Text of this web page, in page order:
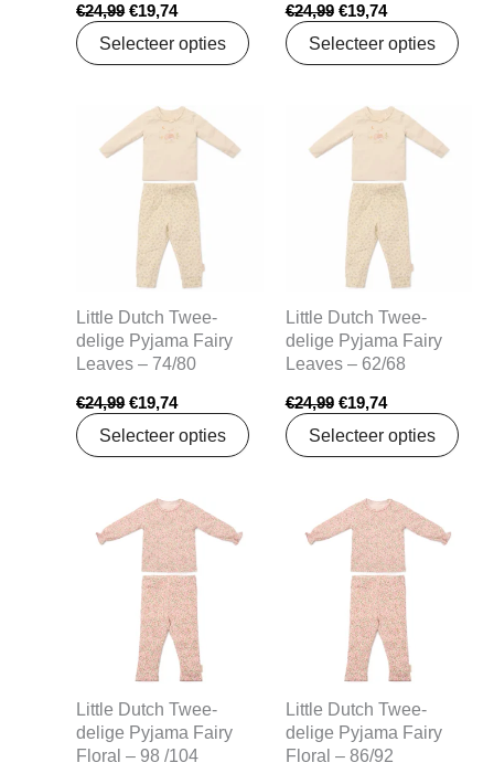
€24,99 €19,74
Selecteer opties
€24,99 €19,74
Selecteer opties
Little Dutch Twee-
delige Pyjama Fairy
Leaves – 74/80
€24,99
Oorspronkelijke
prijs
€19,74
Huidige
prijs
€19,74.
Selecteer opties
Little Dutch Twee-
delige Pyjama Fairy
Leaves – 62/68
€24,99
Oorspronkelijke
prijs
€19,74
Huidige
prijs
€19,74.
Selecteer opties
Little Dutch Twee-
delige Pyjama Fairy
Floral – 98 /104
Oorspronkelijke
prijs
was:
€27,99.
Huidige
prijs
is:
€22,11.
Little Dutch Twee-
delige Pyjama Fairy
Floral – 86/92
Oorspronkelijke
prijs
was:
€27,99.
Huidige
prijs
is:
€22,11.